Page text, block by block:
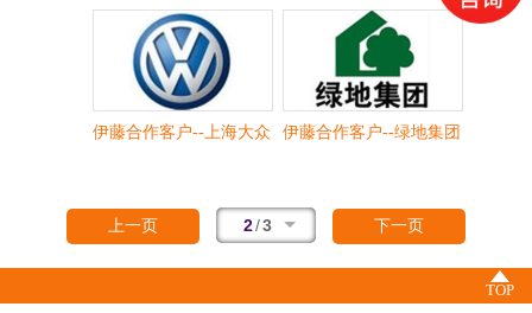
伊藤合作客户--上海大众 伊藤合作客户--绿地集团
上一页 2/3 下一页
TOP